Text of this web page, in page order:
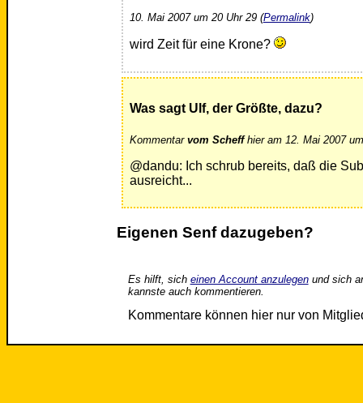
10. Mai 2007 um 20 Uhr 29 (Permalink)
wird Zeit für eine Krone?
Was sagt Ulf, der Größte, dazu?
Kommentar vom Scheffhier am 12. Mai 2007
@dandu: Ich schrub bereits, daß die
ausreicht...
Eigenen Senf dazugeben?
Es hilft, sich einen Account anzulegenund sich
kannste auch kommentieren.
Kommentare können hier nur von